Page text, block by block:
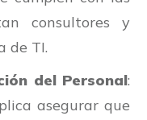
consultores y
de TI.
del Personal:
asegurar que